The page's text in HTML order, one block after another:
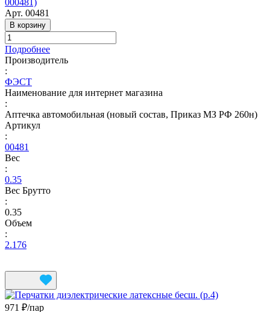
Арт. 00481
В корзину
Подробнее
Производитель
:
ФЭСТ
Наименование для интернет магазина
:
Аптечка автомобильная (новый состав, Приказ МЗ РФ 260н)
Артикул
:
00481
Вес
:
0.35
Вес Брутто
:
0.35
Объем
:
2.176
971 ₽/пар